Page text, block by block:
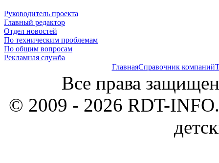
Руководитель проекта
Главный редактор
Отдел новостей
По техническим проблемам
По общим вопросам
Рекламная служба
ГлавнаяСправочник компаний
Все права
© 2009 - 2026 RDT-